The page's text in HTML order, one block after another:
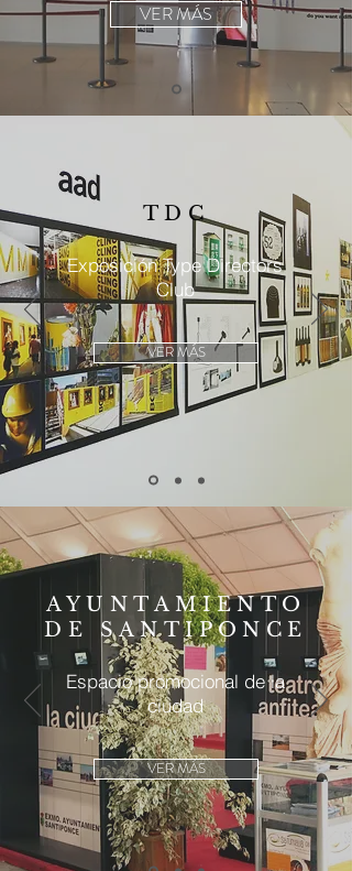
VER MÁS
TDC
Exposición Type Directors
Club
VER MÁS
AYUNTAMIENTO
DE SANTIPONCE
Espacio promocional de la
ciudad
VER MÁS